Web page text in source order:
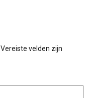
Vereiste velden zijn